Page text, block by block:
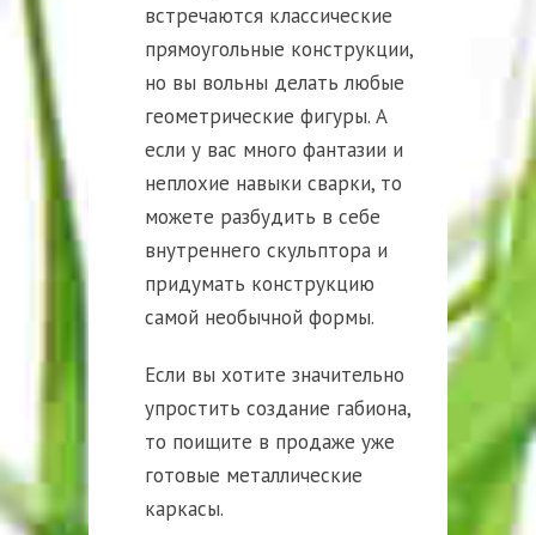
встречаются классические
прямоугольные конструкции,
но вы вольны делать любые
геометрические фигуры. А
если у вас много фантазии и
неплохие навыки сварки, то
можете разбудить в себе
внутреннего скульптора и
придумать конструкцию
самой необычной формы.
Если вы хотите значительно
упростить создание габиона,
то поищите в продаже уже
готовые металлические
каркасы.